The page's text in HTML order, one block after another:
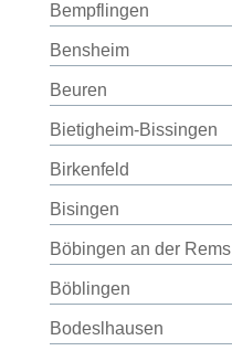
Bempflingen
Bensheim
Beuren
Bietigheim-Bissingen
Birkenfeld
Bisingen
Böbingen an der Rems
Böblingen
Bodeslhausen